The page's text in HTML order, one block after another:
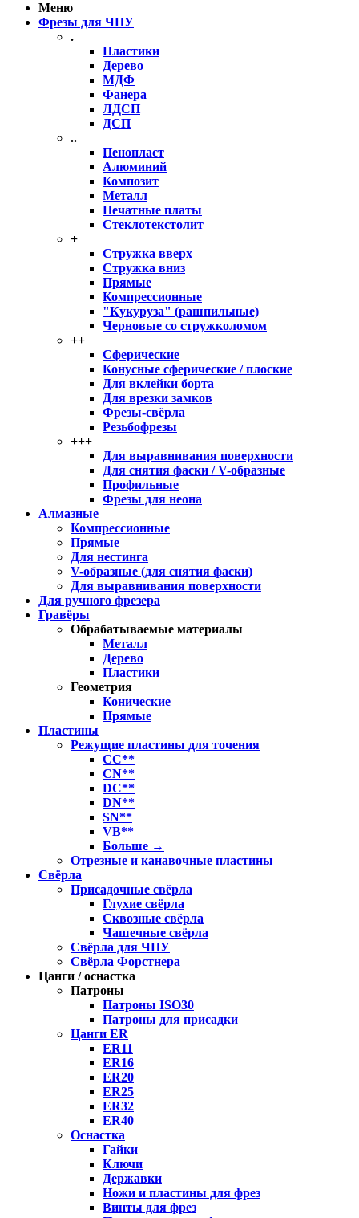
Меню
Фрезы для ЧПУ
.
Пластики
Дерево
МДФ
Фанера
ЛДСП
ДСП
..
Пенопласт
Алюминий
Композит
Металл
Печатные платы
Стеклотекстолит
+
Стружка вверх
Стружка вниз
Прямые
Компрессионные
"Кукуруза" (рашпильные)
Черновые со стружколомом
++
Сферические
Конусные сферические / плоские
Для вклейки борта
Для врезки замков
Фрезы-свёрла
Резьбофрезы
+++
Для выравнивания поверхности
Для снятия фаски / V-образные
Профильные
Фрезы для неона
Алмазные
Компрессионные
Прямые
Для нестинга
V-образные (для снятия фаски)
Для выравнивания поверхности
Для ручного фрезера
Гравёры
Обрабатываемые материалы
Металл
Дерево
Пластики
Геометрия
Конические
Прямые
Пластины
Режущие пластины для точения
CC**
CN**
DC**
DN**
SN**
VB**
Больше →
Отрезные и канавочные пластины
Свёрла
Присадочные свёрла
Глухие свёрла
Сквозные свёрла
Чашечные свёрла
Свёрла для ЧПУ
Свёрла Форстнера
Цанги / оснастка
Патроны
Патроны ISO30
Патроны для присадки
Цанги ER
ER11
ER16
ER20
ER25
ER32
ER40
Оснастка
Гайки
Ключи
Державки
Ножи и пластины для фрез
Винты для фрез